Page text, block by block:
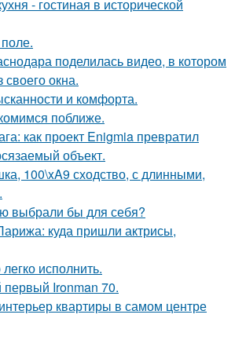
- гостиная в исторической
поделилась видео, в котором
своего окна.
и комфорта.
поближе.
как проект Enigmia превратил
объект.
100\xA9 сходство, с длинными,
выбрали бы для себя?
куда пришли актрисы,
исполнить.
первый Ironman 70.
квартиры в самом центре